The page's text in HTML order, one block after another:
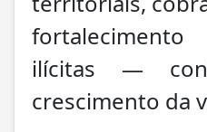
ilícitas —
crescimento da